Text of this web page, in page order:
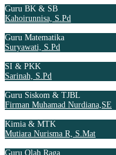
Guru BK & SB
Kahoirunnisa, S.Pd
Guru Matematika
Suryawati, S.Pd
SI & PKK
Sarinah, S.Pd
Guru Siskom & TJBL
Firman Muhamad Nurdiana,SE
Kimia & MTK
Mutiara Nurisma R, S.Mat
Guru Olah Raga